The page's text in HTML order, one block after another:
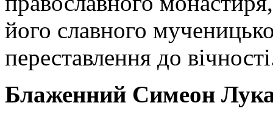
його славного
переставлення до
Блаженний Симеон